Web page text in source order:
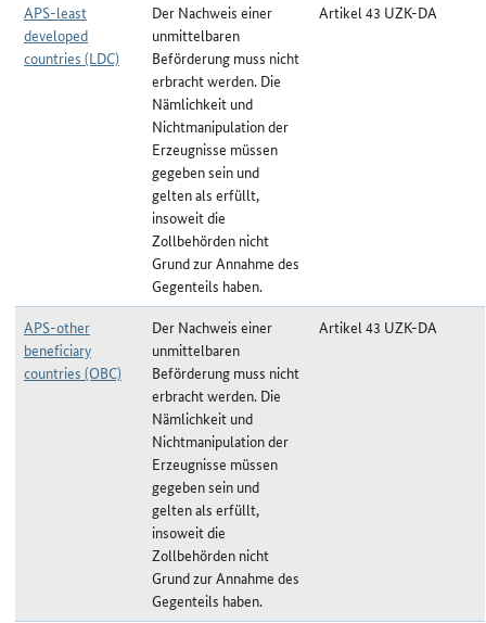
APS-least
developed
countries (LDC)
Der Nachweis einer
unmittelbaren
Beförderung muss nicht
erbracht werden. Die
Nämlichkeit und
Nichtmanipulation der
Erzeugnisse müssen
gegeben sein und
gelten als erfüllt,
insoweit die
Zollbehörden nicht
Grund zur Annahme des
Gegenteils haben.
Artikel 43 UZK-DA
APS-other
beneficiary
countries (OBC)
Der Nachweis einer
unmittelbaren
Beförderung muss nicht
erbracht werden. Die
Nämlichkeit und
Nichtmanipulation der
Erzeugnisse müssen
gegeben sein und
gelten als erfüllt,
insoweit die
Zollbehörden nicht
Grund zur Annahme des
Gegenteils haben.
Artikel 43 UZK-DA